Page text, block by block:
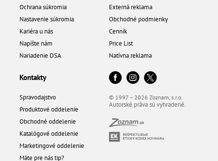
Ochrana súkromia
Nastavenie súkromia
Kariéra u nás
Napíšte nám
Nariadenie DSA
Externá reklama
Obchodné podmienky
Cenník
Price List
Natívna reklama
Kontakty
Spravodajstvo
Produktové oddelenie
Obchodné oddelenie
Katalógové oddelenie
Marketingové oddelenie
Máte pre nás tip?
© 1997 – 2026 Zoznam, s.r.o.
Autorské práva sú vyhradené.